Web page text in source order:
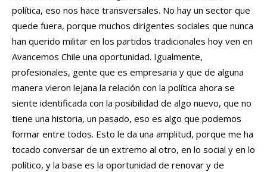
política, eso nos hace transversales. No hay un sector que
quede fuera, porque muchos dirigentes sociales que nunca
han querido militar en los partidos tradicionales hoy ven en
Avancemos Chile una oportunidad. Igualmente,
profesionales, gente que es empresaria y que de alguna
manera vieron lejana la relación con la política ahora se
siente identificada con la posibilidad de algo nuevo, que no
tiene una historia, un pasado, eso es algo que podemos
formar entre todos. Esto le da una amplitud, porque me ha
tocado conversar de un extremo al otro, en lo social y en lo
político, y la base es la oportunidad de renovar y de